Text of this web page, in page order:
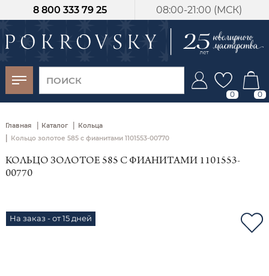
08:00-21:00 (МСК)
8 800 333 79 25
0 0
Главная | Каталог | Кольца
| Кольцо золотое 585 с фианитами 1101553-00770
КОЛЬЦО ЗОЛОТОЕ 585 С ФИАНИТАМИ 1101553-
00770
На заказ - от 15 дней
-30%
от 15 дней с
момента оплаты